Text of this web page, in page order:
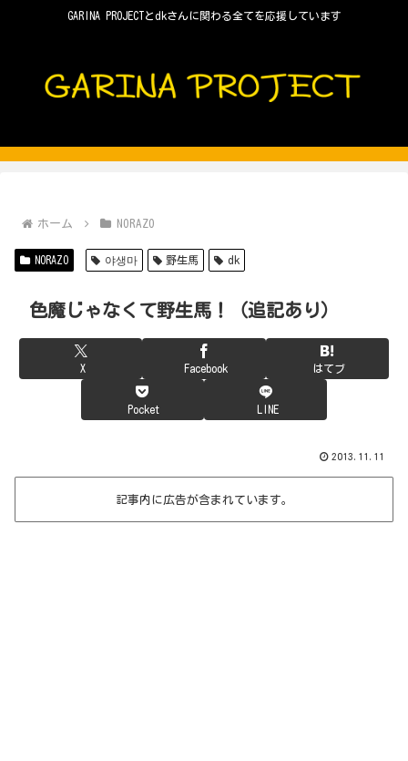
GARINA PROJECTとdkさんに関わる全てを応援しています
ホーム NORAZO
NORAZO 야생마 野生馬 dk
色魔じゃなくて野生馬！（追記あり）
X Facebook はてブ
Pocket LINE
2013.11.11
記事内に広告が含まれています。